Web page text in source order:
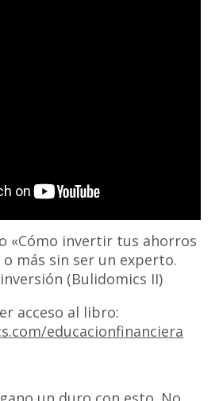
«Cómo invertir tus ahorros
más sin ser un experto.
(Bulidomics II)
acceso al libro:
educacionfinanciera